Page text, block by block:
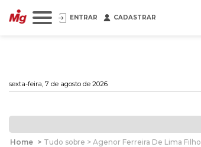
ENTRAR CADASTRAR
sexta-feira, 7 de agosto de 2026
Home > Tudo sobre > Agenor Ferreira De Lima Filho